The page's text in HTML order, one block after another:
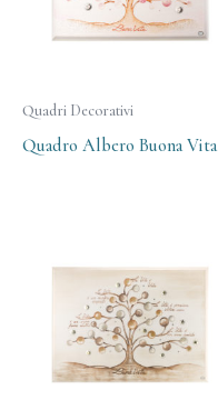
Quadri Decorativi
Quadro Albero Buona Vita